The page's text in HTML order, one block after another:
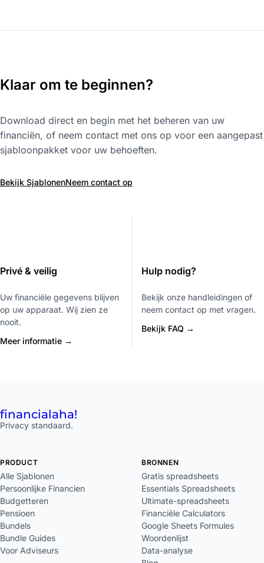
Klaar om te beginnen?
Download direct en begin met het beheren van uw
financiën, of neem contact met ons op voor een aangepast
sjabloonpakket voor uw behoeften.
Bekijk SjablonenNeem contact op
Privé & veilig
Uw financiële gegevens blijven
op uw apparaat. Wij zien ze
nooit.
Meer informatie →
Hulp nodig?
Bekijk onze handleidingen of
neem contact op met vragen.
Bekijk FAQ →
financialaha!
Privacy standaard.
PRODUCT
Alle Sjablonen
Persoonlijke Financien
Budgetteren
Pensioen
Bundels
Bundle Guides
Voor Adviseurs
BRONNEN
Gratis spreadsheets
Essentials Spreadsheets
Ultimate-spreadsheets
Financiële Calculators
Google Sheets Formules
Woordenlijst
Data-analyse